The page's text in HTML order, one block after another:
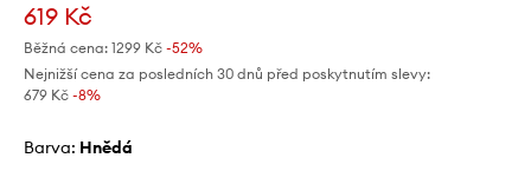
619 Kč
Běžná cena: 1299 Kč -52%
Nejnižší cena za posledních 30 dnů před poskytnutím slevy:
679 Kč -8%
Barva: hnědá